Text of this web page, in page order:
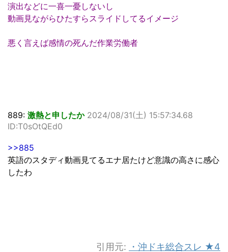
演出などに一喜一憂しないし
動画見ながらひたすらスライドしてるイメージ
悪く言えば感情の死んだ作業労働者
889: 激熱と申したか 2024/08/31(土) 15:57:34.68
ID:T0sOtQEd0
>>885
英語のスタディ動画見てるエナ居たけど意識の高さに感心
したわ
引用元: ・沖ドキ総合スレ ★4